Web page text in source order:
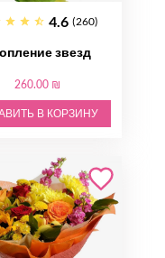
4.6 (260)
звезд
260.00 ₪
В КОРЗИНУ